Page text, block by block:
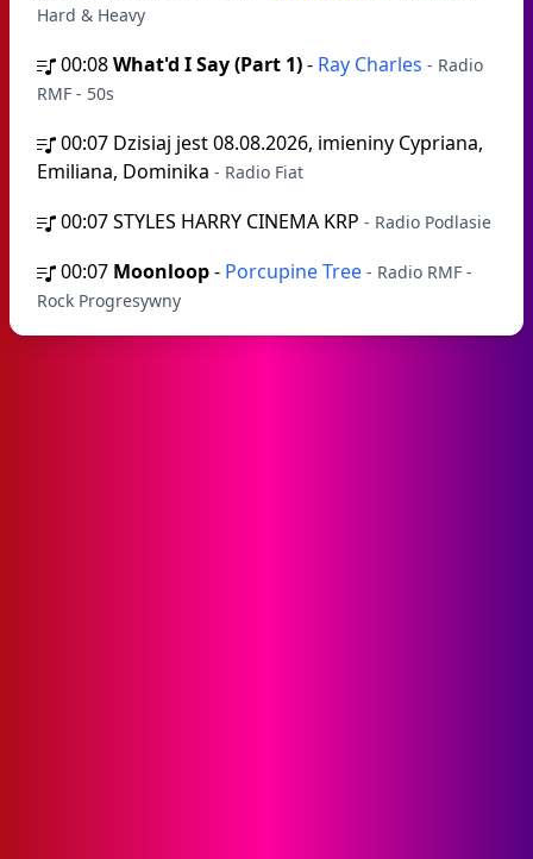
Hard & Heavy
00:08What'd I Say (Part 1)- Ray Charles - Radio
RMF - 50s
00:07 Dzisiaj jest 08.08.2026, imieniny Cypriana,
Emiliana, Dominika - Radio Fiat
00:07STYLES HARRY CINEMA KRP - Radio Podlasie
00:07 Moonloop- Porcupine Tree - Radio RMF -
Rock Progresywny